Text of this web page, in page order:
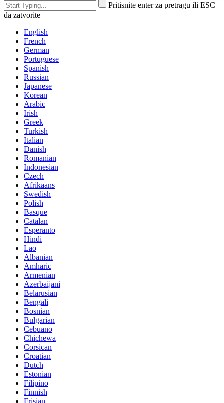
Pritisnite enter za pretragu ili ESC
da zatvorite
English
French
German
Portuguese
Spanish
Russian
Japanese
Korean
Arabic
Irish
Greek
Turkish
Italian
Danish
Romanian
Indonesian
Czech
Afrikaans
Swedish
Polish
Basque
Catalan
Esperanto
Hindi
Lao
Albanian
Amharic
Armenian
Azerbaijani
Belarusian
Bengali
Bosnian
Bulgarian
Cebuano
Chichewa
Corsican
Croatian
Dutch
Estonian
Filipino
Finnish